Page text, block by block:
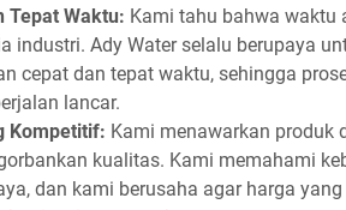
Tepat Waktu: Kami tahu bahwa waktu
industri. Ady Water selalu berupaya
cepat dan tepat waktu, sehingga
lancar.
Kompetitif: Kami menawarkan produk
kualitas. Kami memahami
dan kami berusaha agar harga